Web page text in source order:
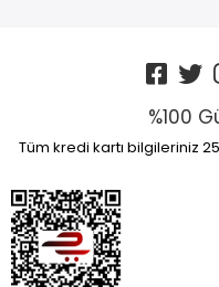
%100
Tüm kredi kartı bilgileriniz